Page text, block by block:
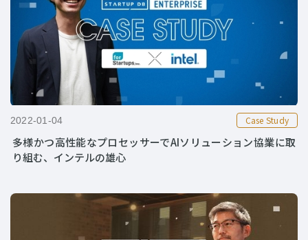
2022-01-04 Case Study
多様かつ高性能なプロセッサーでAIソリューション協業に取
り組む、インテルの雄心